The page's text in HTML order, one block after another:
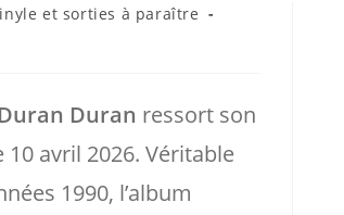
et sorties à paraître
Duran Duran ressort son
10 avril 2026. Véritable
1990, l’album